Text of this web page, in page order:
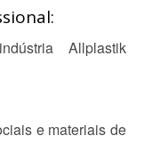
Allplastik
e materiais de